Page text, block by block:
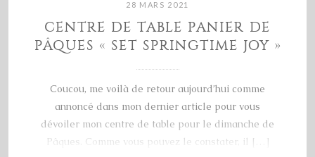
28 MARS 2021
CENTRE DE TABLE PANIER DE
PÂQUES « SET SPRINGTIME JOY »
Coucou, me voilà de retour aujourd’hui comme
annoncé dans mon dernier article pour vous
dévoiler mon centre de table pour le dimanche de
Pâques. Comme vous pouvez le constater, il […]